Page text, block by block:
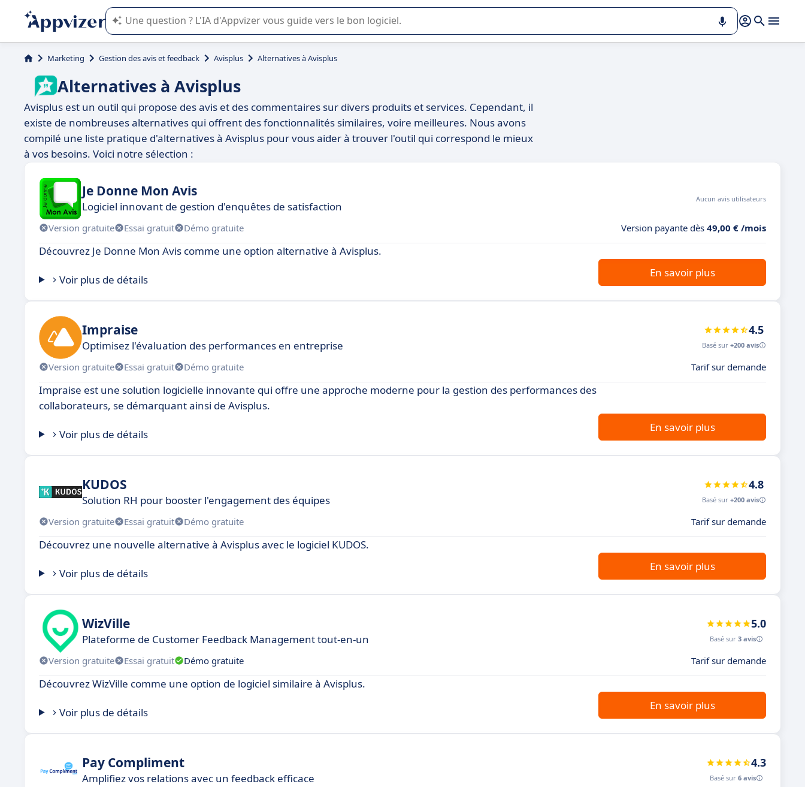
L'IA de Appvizer vous guide dans l'utilisation ou la sélection de logiciel SaaS en entreprise.
Marketing Gestion des avis et feedback Avisplus Alternatives à Avisplus
Alternatives à Avisplus
Avisplus est un outil qui propose des avis et des commentaires sur divers produits et services. Cependant, il
existe de nombreuses alternatives qui offrent des fonctionnalités similaires, voire meilleures. Nous avons
compilé une liste pratique d'alternatives à Avisplus pour vous aider à trouver l'outil qui correspond le mieux
à vos besoins. Voici notre sélection :
Je Donne Mon Avis
Logiciel innovant de gestion d'enquêtes de satisfaction
Aucun avis utilisateurs
Version gratuite Essai gratuit Démo gratuite Version payante dès 49,00 € /mois
Découvrez Je Donne Mon Avis comme une option alternative à Avisplus.
Voir plus de détails
En savoir plus
Impraise
Optimisez l'évaluation des performances en entreprise
4.5
Basé sur +200 avis
Version gratuite Essai gratuit Démo gratuite Tarif sur demande
Impraise est une solution logicielle innovante qui offre une approche moderne pour la gestion des performances des
collaborateurs, se démarquant ainsi de Avisplus.
Voir plus de détails
En savoir plus
KUDOS
Solution RH pour booster l'engagement des équipes
4.8
Basé sur +200 avis
Version gratuite Essai gratuit Démo gratuite Tarif sur demande
Découvrez une nouvelle alternative à Avisplus avec le logiciel KUDOS.
Voir plus de détails
En savoir plus
WizVille
Plateforme de Customer Feedback Management tout-en-un
5.0
Basé sur 3 avis
Version gratuite Essai gratuit Démo gratuite Tarif sur demande
Découvrez WizVille comme une option de logiciel similaire à Avisplus.
Voir plus de détails
En savoir plus
Pay Compliment
Amplifiez vos relations avec un feedback efficace
4.3
Basé sur 6 avis